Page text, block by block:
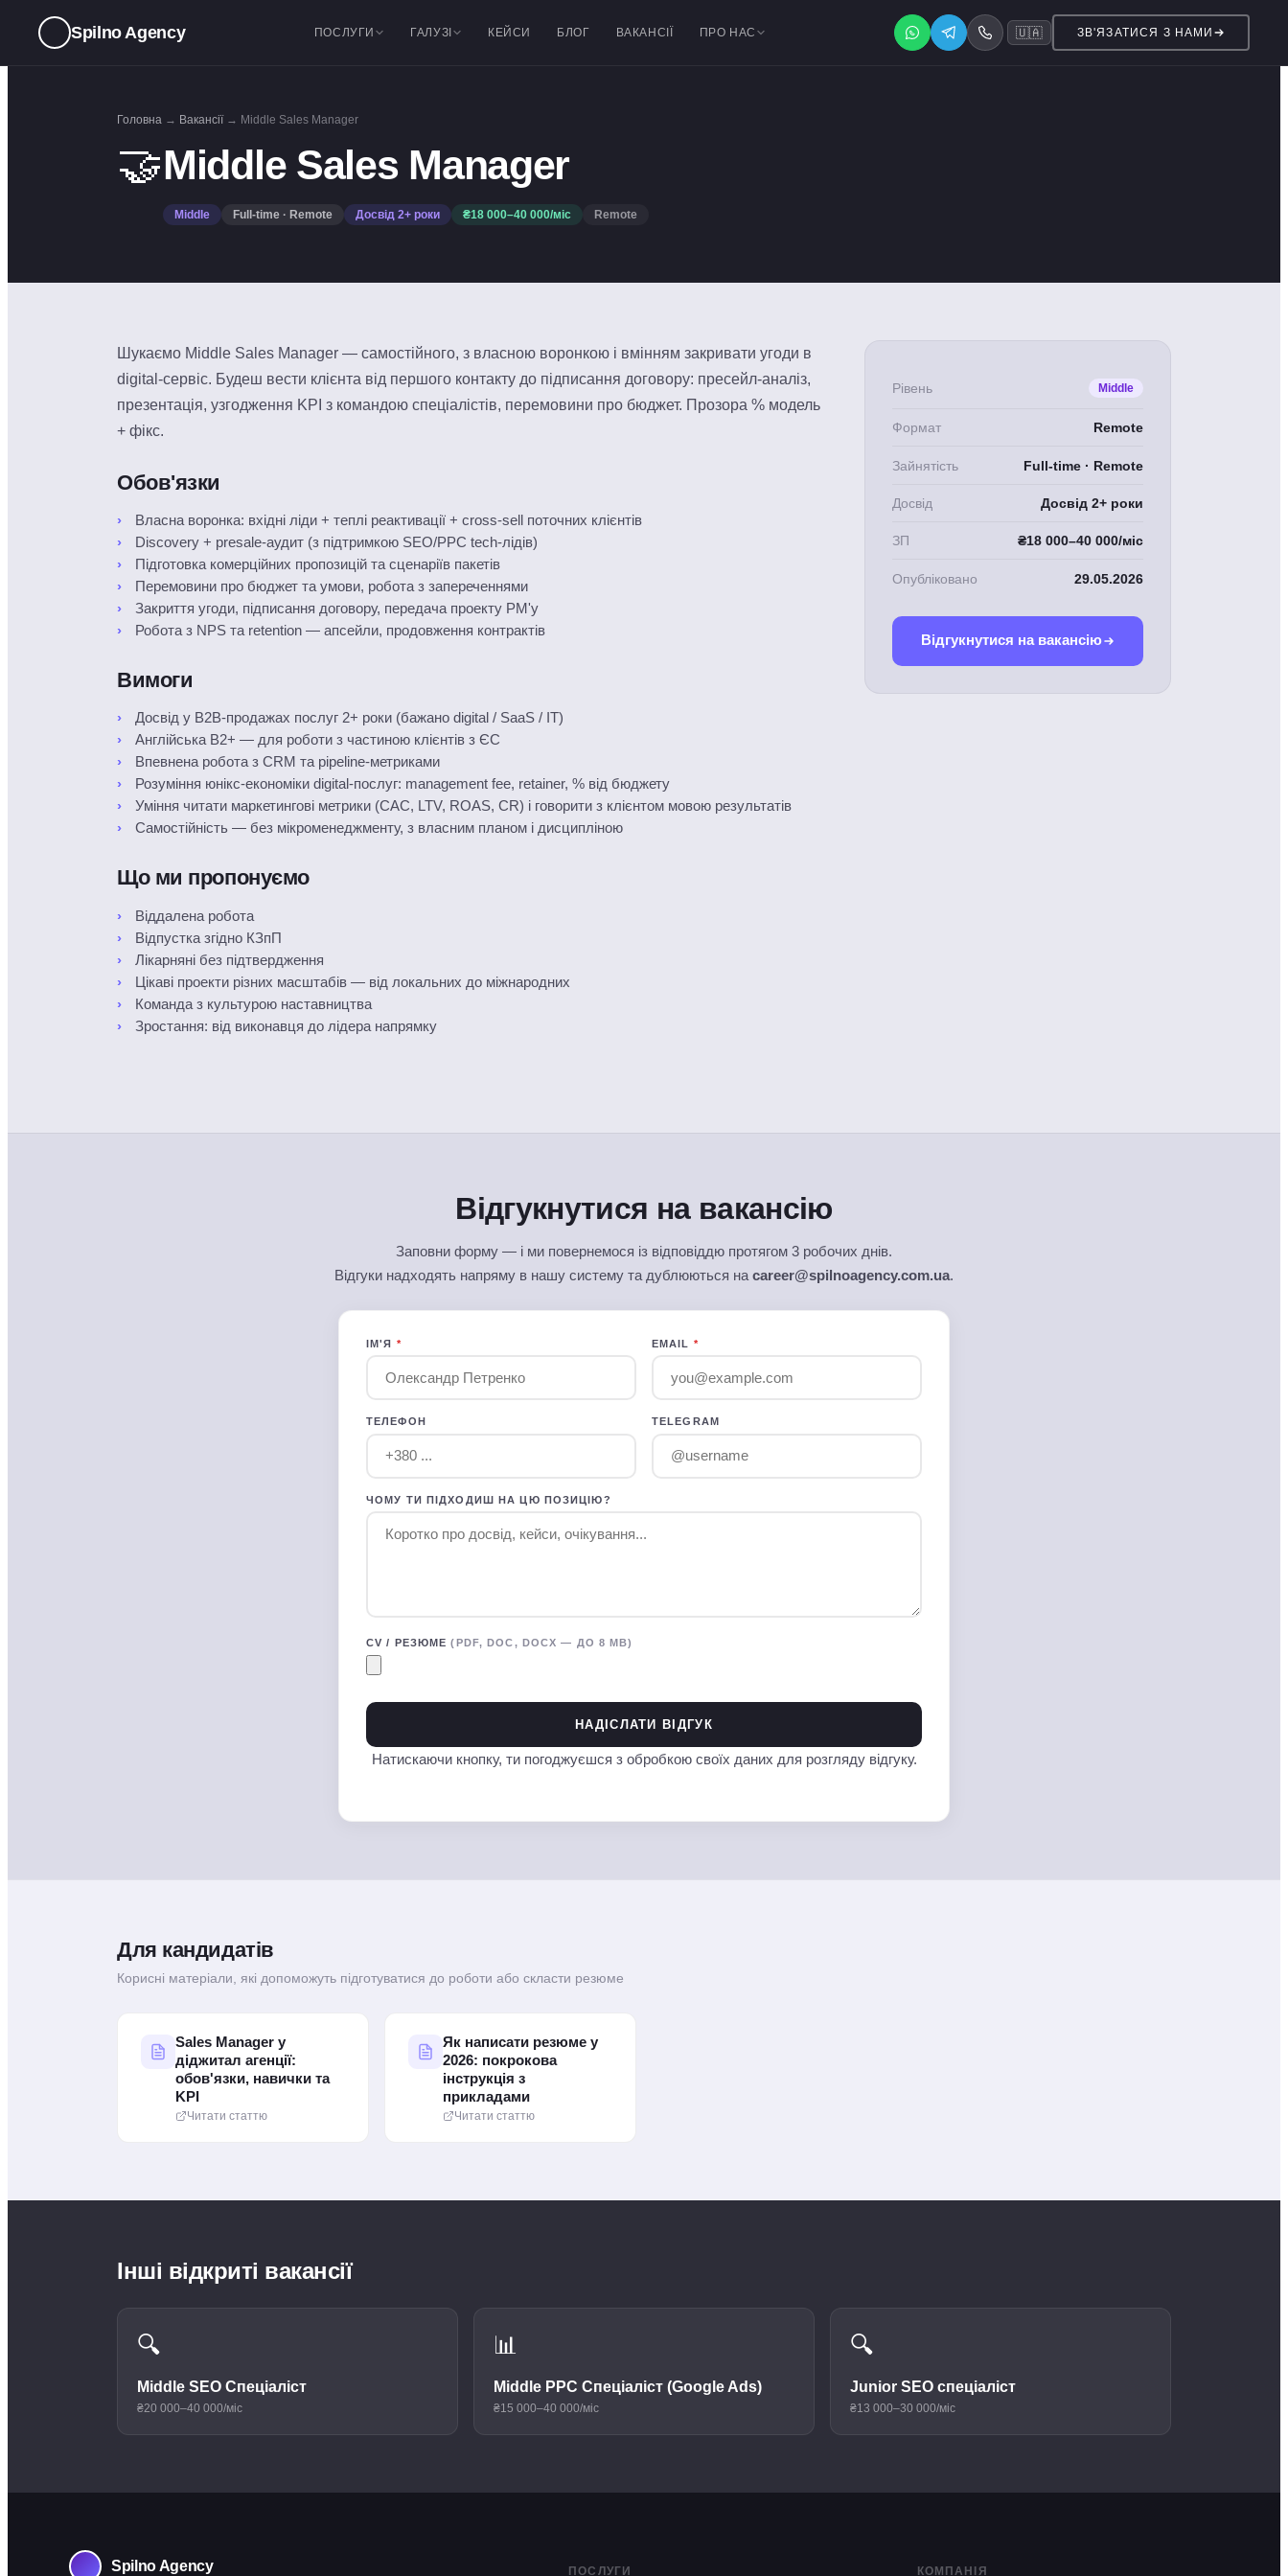
Spilno Agency ПОСЛУГИ ГАЛУЗІ КЕЙСИ БЛОГ ВАКАНСІЇ ПРО НАС 🇺🇦 ЗВ'ЯЗАТИСЯ З НАМИ
Головна → Вакансії→ Middle Sales Manager
🤝Middle Sales Manager
Middle Full-time · Remote Досвід 2+ роки ₴18 000–40 000/міс Remote
Шукаємо Middle Sales Manager — самостійного, з власною воронкою і вмінням закривати угоди в
digital-сервіс. Будеш вести клієнта від першого контакту до підписання договору: пресейл-аналіз,
презентація, узгодження KPI з командою спеціалістів, перемовини про бюджет. Прозора % модель
+ фікс.
Обов'язки
Власна воронка: вхідні ліди + теплі реактивації + cross-sell поточних клієнтів
Discovery + presale-аудит (з підтримкою SEO/PPC tech-лідів)
Підготовка комерційних пропозицій та сценаріїв пакетів
Перемовини про бюджет та умови, робота з запереченнями
Закриття угоди, підписання договору, передача проекту PM'у
Робота з NPS та retention — апсейли, продовження контрактів
Вимоги
Досвід у B2B-продажах послуг 2+ роки (бажано digital / SaaS / IT)
Англійська B2+ — для роботи з частиною клієнтів з ЄС
Впевнена робота з CRM та pipeline-метриками
Розуміння юнікс-економіки digital-послуг: management fee, retainer, % від бюджету
Уміння читати маркетингові метрики (CAC, LTV, ROAS, CR) і говорити з клієнтом мовою результатів
Самостійність — без мікроменеджменту, з власним планом і дисципліною
Що ми пропонуємо
Віддалена робота
Відпустка згідно КЗпП
Лікарняні без підтвердження
Цікаві проекти різних масштабів — від локальних до міжнародних
Команда з культурою наставництва
Зростання: від виконавця до лідера напрямку
Рівень Middle
Формат Remote
Зайнятість Full-time · Remote
Досвід Досвід 2+ роки
ЗП ₴18 000–40 000/міс
Опубліковано 29.05.2026
Відгукнутися на вакансію
Відгукнутися на вакансію
Заповни форму — і ми повернемося із відповіддю протягом 3 робочих днів.
Відгуки надходять напряму в нашу систему та дублюються на career@spilnoagency.com.ua.
ІМ'Я * EMAIL *
ТЕЛЕФОН TELEGRAM
ЧОМУ ТИ ПІДХОДИШ НА ЦЮ ПОЗИЦІЮ?
CV / РЕЗЮМЕ(PDF, DOC, DOCX — ДО 8 MB)
НАДІСЛАТИ ВІДГУК
Натискаючи кнопку, ти погоджуєшся з обробкою своїх даних для розгляду відгуку.
Для кандидатів
Корисні матеріали, які допоможуть підготуватися до роботи або скласти резюме
Sales Manager у
діджитал агенції:
обов'язки, навички та
KPI
Читати статтю
Як написати резюме у
2026: покрокова
інструкція з
прикладами
Читати статтю
Інші відкриті вакансії
🔍
Middle SEO Спеціаліст
₴20 000–40 000/міс
📊
Middle PPC Спеціаліст (Google Ads)
₴15 000–40 000/міс
🔍
Junior SEO cпеціаліст
₴13 000–30 000/міс
Spilno Agency ПОСЛУГИ КОМПАНІЯ